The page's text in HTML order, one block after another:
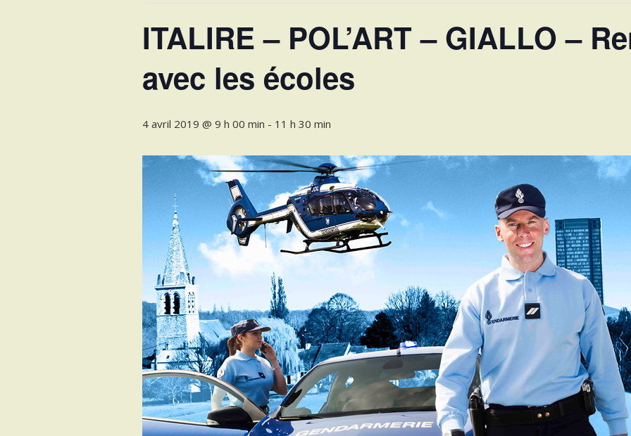
ITALIRE – POL’ART – GIALLO –
avec les écoles
4 avril 2019 @ 9 h 00 min - 11 h 30 min